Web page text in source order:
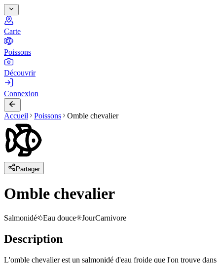
Carte
Poissons
Découvrir
Connexion
Accueil Poissons Omble chevalier
Partager
Omble chevalier
Salmonidé Eau douce JourCarnivore
Description
L'omble chevalier est un salmonidé d'eau froide que l'on trouve dans